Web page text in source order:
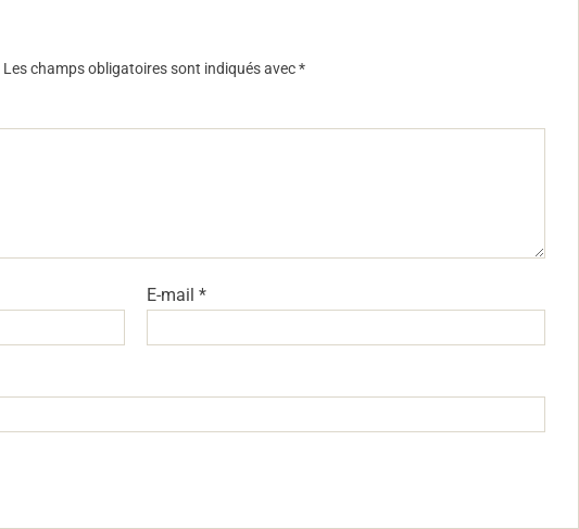
Les champs obligatoires sont indiqués avec*
E-mail*